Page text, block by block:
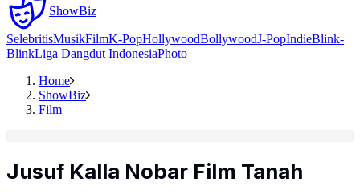
ShowBiz
SelebritisMusikFilmK-PopHollywoodBollywoodJ-PopIndieBlink-
BlinkLiga Dangdut IndonesiaPhoto
Home
ShowBiz
Film
Jusuf Kalla Nobar Film Tanah